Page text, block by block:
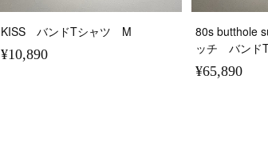
KISS バンドTシャツ M
¥10,890
80s butthole
ッチ バンド
¥65,890